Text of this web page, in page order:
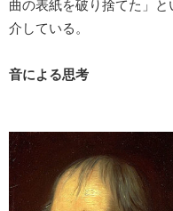
曲の表紙を破り捨てた」
介している。
音による思考